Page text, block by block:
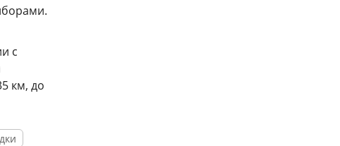
с
км, до